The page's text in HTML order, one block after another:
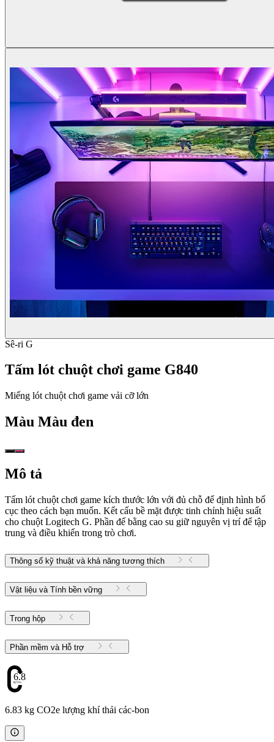
Sê-ri G
Tấm lót chuột chơi game G840
Miếng lót chuột chơi game vải cỡ lớn
Màu Màu đen
Mô tả
Tấm lót chuột chơi game kích thước lớn với đủ chỗ để định hình bố
cục theo cách bạn muốn. Kết cấu bề mặt được tinh chỉnh hiệu suất
cho chuột Logitech G. Phần đế bằng cao su giữ nguyên vị trí để tập
trung và điều khiển trong trò chơi.
Thông số kỹ thuật và khả năng tương thích
Vật liệu và Tính bền vững
Trong hộp
Phần mềm và Hỗ trợ
6.83
6.83 kg CO2e lượng khí thải các-bon